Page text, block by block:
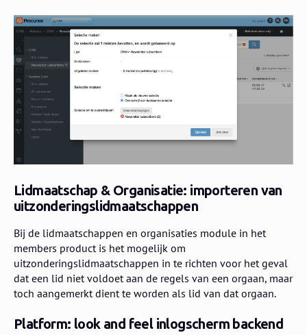
Lidmaatschap & Organisatie: importeren van
uitzonderingslidmaatschappen
Bij de lidmaatschappen en organisaties module in het
members product is het mogelijk om
uitzonderingslidmaatschappen in te richten voor het geval
dat een lid niet voldoet aan de regels van een orgaan, maar
toch aangemerkt dient te worden als lid van dat orgaan.
Platform: look and feel inlogscherm backend